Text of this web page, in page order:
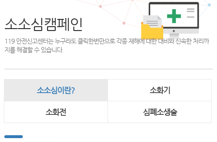
소소심캠페인
119 안전신고센터는 누구라도 클릭한번만으로 각종 재해에 대한 대비와 신속한 처리까
지를 해결할 수 있습니다.
소소심이란? 소화기
소화전 심폐소생술